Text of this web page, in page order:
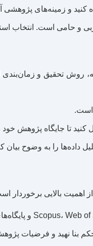
کنید و زمینه‌های پژوهشی
مربی و حامی است.
تحقیق و زمان‌بندی
است.
کنید تا جایگاه پژوهش
داده‌ها را به وضوح بیان
اهمیت بالایی
بنا نهید و فرضیات